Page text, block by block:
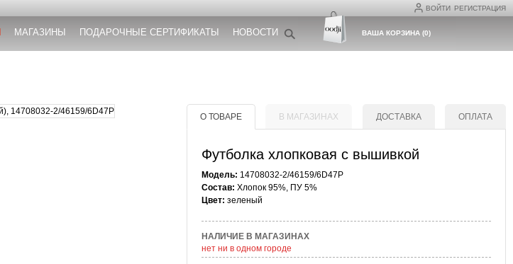
ВОЙТИ РЕГИСТРАЦИЯ
МАГАЗИНЫ ПОДАРОЧНЫЕ СЕРТИФИКАТЫ НОВОСТИ ВАША КОРЗИНА(0)
О ТОВАРЕ В МАГАЗИНАХ ДОСТАВКА ОПЛАТА
Футболка хлопковая с вышивкой
Модель: 14708032-2/46159/6D47P
Состав: Хлопок 95%, ПУ 5%
Цвет: зеленый
НАЛИЧИЕ В МАГАЗИНАХ
нет ни в одном городе